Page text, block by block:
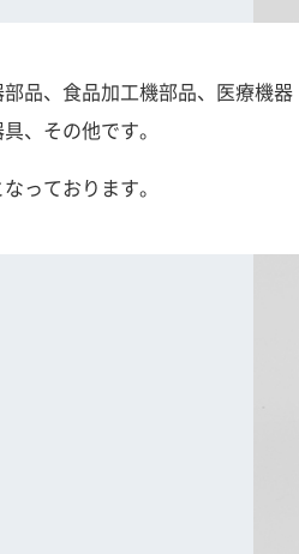
品、食品加工機部品、医療機器
、その他です。
っております。